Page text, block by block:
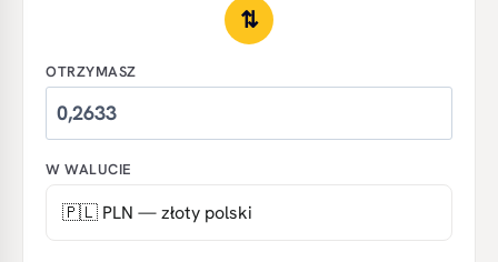
⇅
OTRZYMASZ
W WALUCIE